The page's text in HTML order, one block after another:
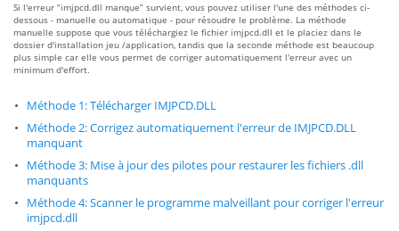
Si l'erreur “imjpcd.dll manque” survient, vous pouvez utiliser l'une des méthodes ci-
dessous - manuelle ou automatique - pour résoudre le problème. La méthode
manuelle suppose que vous téléchargiez le fichier imjpcd.dll et le placiez dans le
dossier d'installation jeu /application, tandis que la seconde méthode est beaucoup
plus simple car elle vous permet de corriger automatiquement l'erreur avec un
minimum d'effort.
Méthode 1: Télécharger IMJPCD.DLL
Méthode 2: Corrigez automatiquement l'erreur de IMJPCD.DLL
manquant
Méthode 3: Mise à jour des pilotes pour restaurer les fichiers .dll
manquants
Méthode 4: Scanner le programme malveillant pour corriger l'erreur
imjpcd.dll